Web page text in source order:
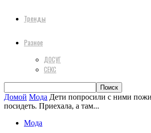
Тренды
Разное
ДОСУГ
СЕКС
Домой Мода Дети попросили с ними
посидеть. Приехала, а там...
Мода